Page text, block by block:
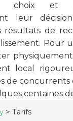
choix et
leur
résultats de
Pour
local
de
centaines
> Tarifs